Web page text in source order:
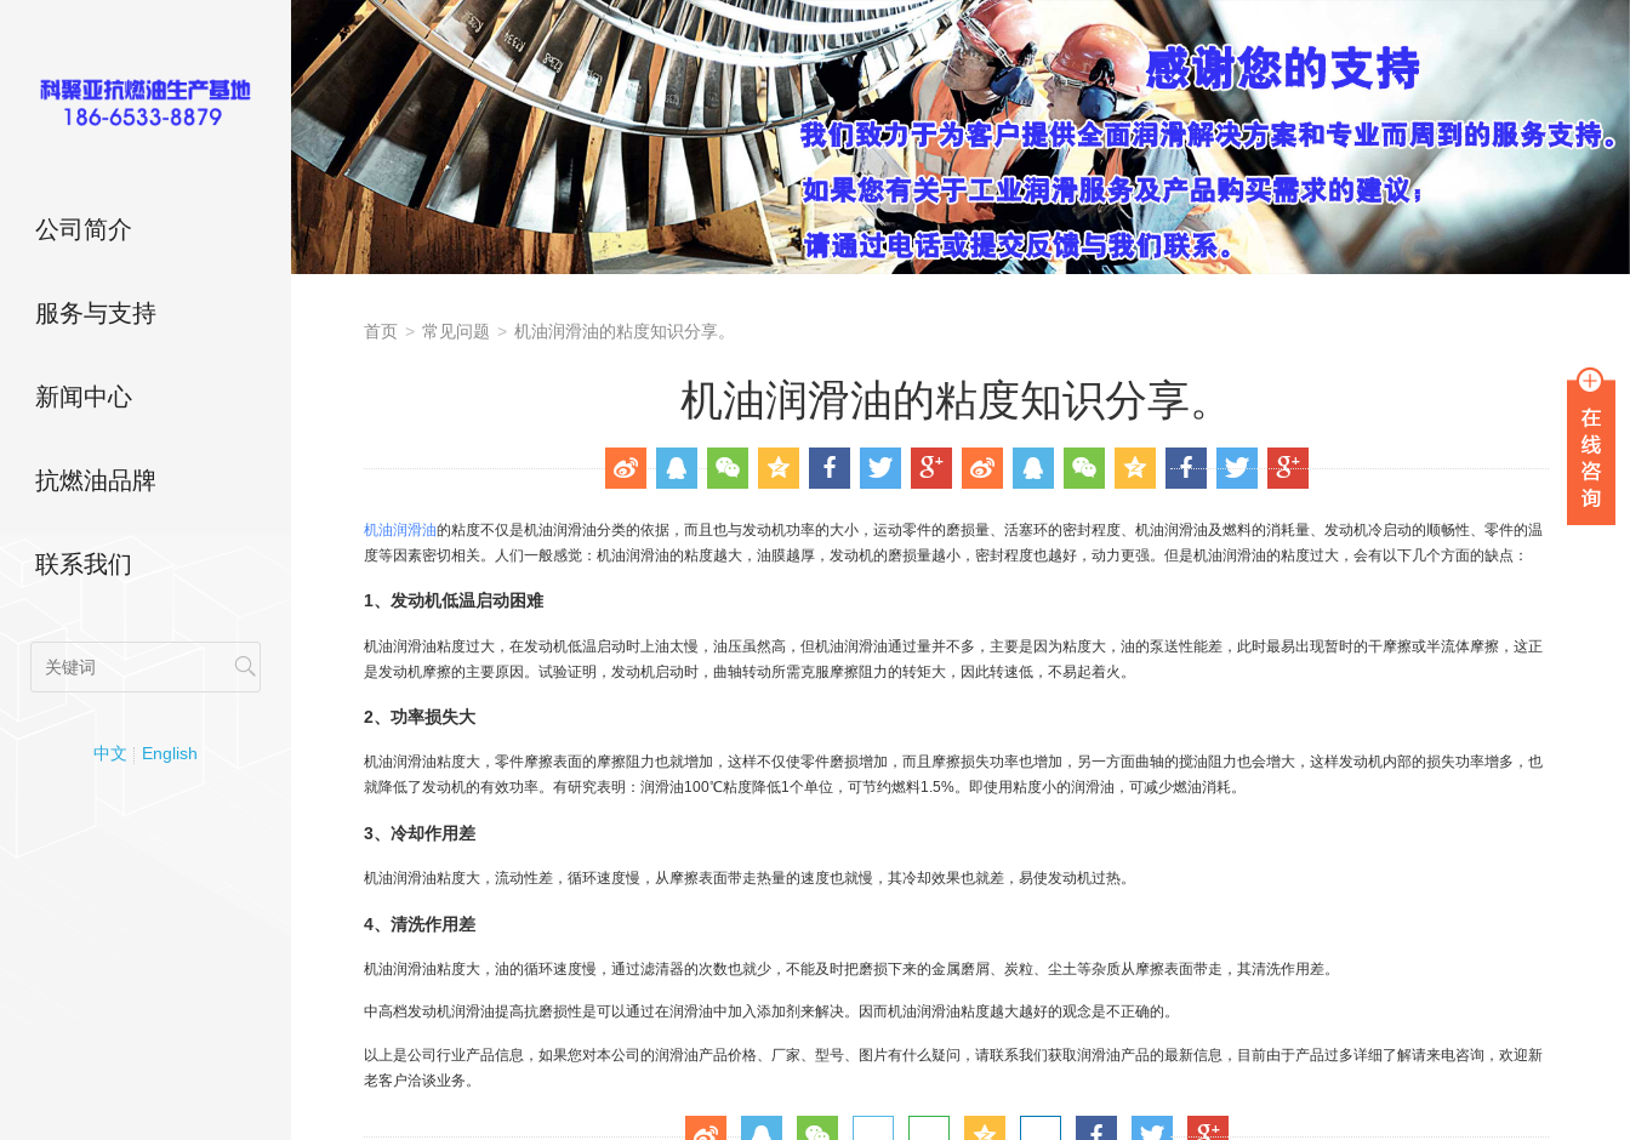
公司简介
服务与支持
新闻中心
抗燃油品牌
联系我们
中文 English
首页 > 常见问题 > 机油润滑油的粘度知识分享。
机油润滑油的粘度知识分享。
机油润滑油的粘度不仅是机油润滑油分类的依据，而且也与发动机功率的大小，运动零件的磨损量、活塞环的密封程度、机油润滑油及燃料的消耗量、发动机冷启动的顺畅性、零件的温
度等因素密切相关。人们一般感觉：机油润滑油的粘度越大，油膜越厚，发动机的磨损量越小，密封程度也越好，动力更强。但是机油润滑油的粘度过大，会有以下几个方面的缺点：
1、发动机低温启动困难
机油润滑油粘度过大，在发动机低温启动时上油太慢，油压虽然高，但机油润滑油通过量并不多，主要是因为粘度大，油的泵送性能差，此时最易出现暂时的干摩擦或半流体摩擦，这正
是发动机摩擦的主要原因。试验证明，发动机启动时，曲轴转动所需克服摩擦阻力的转矩大，因此转速低，不易起着火。
2、功率损失大
机油润滑油粘度大，零件摩擦表面的摩擦阻力也就增加，这样不仅使零件磨损增加，而且摩擦损失功率也增加，另一方面曲轴的搅油阻力也会增大，这样发动机内部的损失功率增多，也
就降低了发动机的有效功率。有研究表明：润滑油100℃粘度降低1个单位，可节约燃料1.5%。即使用粘度小的润滑油，可减少燃油消耗。
3、冷却作用差
机油润滑油粘度大，流动性差，循环速度慢，从摩擦表面带走热量的速度也就慢，其冷却效果也就差，易使发动机过热。
4、清洗作用差
机油润滑油粘度大，油的循环速度慢，通过滤清器的次数也就少，不能及时把磨损下来的金属磨屑、炭粒、尘土等杂质从摩擦表面带走，其清洗作用差。
中高档发动机润滑油提高抗磨损性是可以通过在润滑油中加入添加剂来解决。因而机油润滑油粘度越大越好的观念是不正确的。
以上是公司行业产品信息，如果您对本公司的润滑油产品价格、厂家、型号、图片有什么疑问，请联系我们获取润滑油产品的最新信息，目前由于产品过多详细了解请来电咨询，欢迎新
老客户洽谈业务。